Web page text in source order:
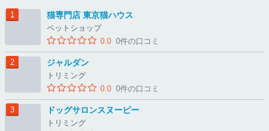
猫専門店 東京猫ハウス
ペットショップ
0.0 0件の口コミ
ジャルダン
トリミング
0.0 0件の口コミ
ドッグサロンスヌーピー
トリミング